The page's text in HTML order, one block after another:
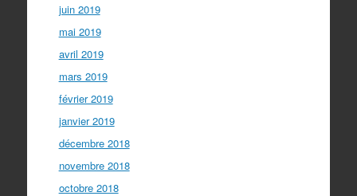
juin 2019
mai 2019
avril 2019
mars 2019
février 2019
janvier 2019
décembre 2018
novembre 2018
octobre 2018